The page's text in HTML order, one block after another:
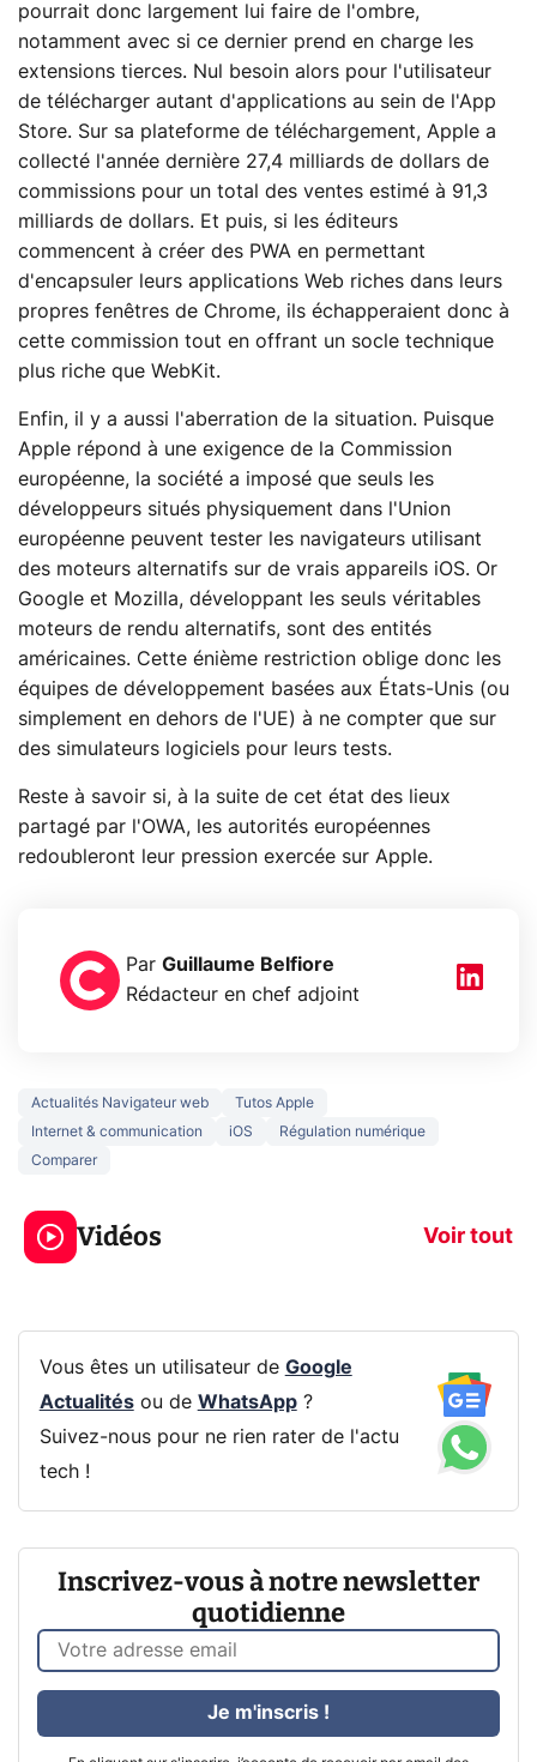
pourrait donc largement lui faire de l'ombre,
notamment avec si ce dernier prend en charge les
extensions tierces. Nul besoin alors pour l'utilisateur
de télécharger autant d'applications au sein de l'App
Store. Sur sa plateforme de téléchargement, Apple a
collecté l'année dernière 27,4 milliards de dollars de
commissions pour un total des ventes estimé à 91,3
milliards de dollars. Et puis, si les éditeurs
commencent à créer des PWA en permettant
d'encapsuler leurs applications Web riches dans leurs
propres fenêtres de Chrome, ils échapperaient donc à
cette commission tout en offrant un socle technique
plus riche que WebKit.
Enfin, il y a aussi l'aberration de la situation. Puisque
Apple répond à une exigence de la Commission
européenne, la société a imposé que seuls les
développeurs situés physiquement dans l'Union
européenne peuvent tester les navigateurs utilisant
des moteurs alternatifs sur de vrais appareils iOS. Or
Google et Mozilla, développant les seuls véritables
moteurs de rendu alternatifs, sont des entités
américaines. Cette énième restriction oblige donc les
équipes de développement basées aux États-Unis (ou
simplement en dehors de l'UE) à ne compter que sur
des simulateurs logiciels pour leurs tests.
Reste à savoir si, à la suite de cet état des lieux
partagé par l'OWA, les autorités européennes
redoubleront leur pression exercée sur Apple.
Par Guillaume Belfiore
Rédacteur en chef adjoint
Actualités Navigateur web
Tutos Apple
Internet & communication
iOS
Régulation numérique
Comparer
Vidéos Voir tout
5 générations de
jeux dans la
prochaine Xbox !
navigation
Vous êtes un utilisateur de Google
Actualitésou de WhatsApp?
Suivez-nous pour ne rien rater de l'actu
tech !
Inscrivez-vous à notre newsletter
quotidienne
Je m'inscris !